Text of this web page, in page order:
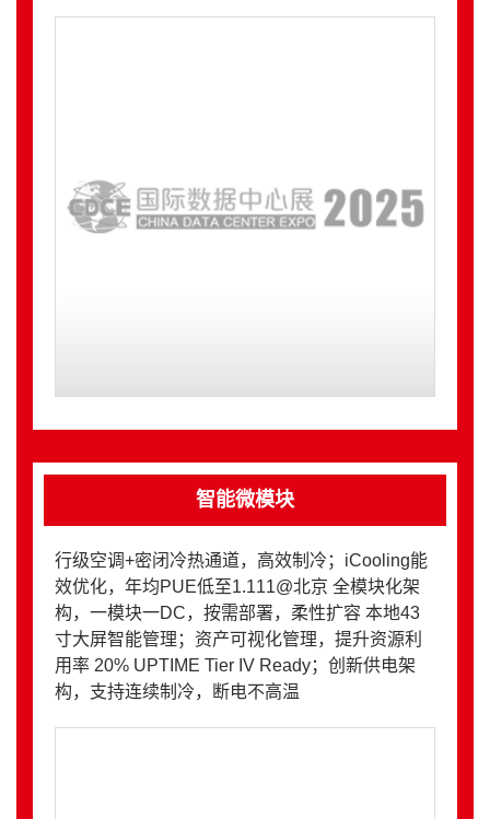
智能微模块
行级空调+密闭冷热通道，高效制冷；iCooling能
效优化，年均PUE低至1.111@北京 全模块化架
构，一模块一DC，按需部署，柔性扩容 本地43
寸大屏智能管理；资产可视化管理，提升资源利
用率 20% UPTIME Tier IV Ready；创新供电架
构，支持连续制冷，断电不高温